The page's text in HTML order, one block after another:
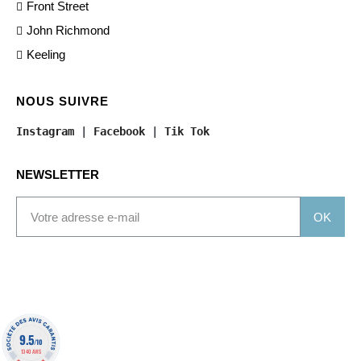
Front Street
John Richmond
Keeling
NOUS SUIVRE
Instagram Facebook Tik Tok
NEWSLETTER
OK
9.5/10
1340 AVIS